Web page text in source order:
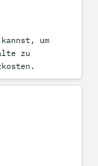
um
zu